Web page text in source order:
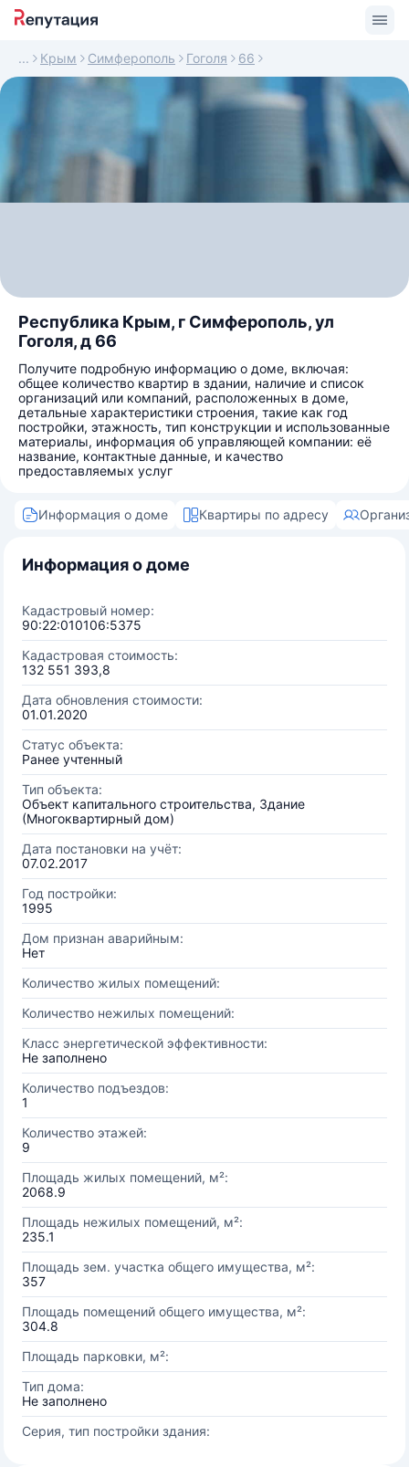
Крым Симферополь Гоголя 66
Республика Крым, г Симферополь, ул
Гоголя, д 66
Получите подробную информацию о доме, включая:
общее количество квартир в здании, наличие и список
организаций или компаний, расположенных в доме,
детальные характеристики строения, такие как год
постройки, этажность, тип конструкции и использованные
материалы, информация об управляющей компании: её
название, контактные данные, и качество
предоставляемых услуг
Информация о доме Квартиры по адресу
Информация о доме
Кадастровый номер:
90:22:010106:5375
Кадастровая стоимость:
132 551 393,8
Дата обновления стоимости:
01.01.2020
Статус объекта:
Ранее учтенный
Тип объекта:
Объект капитального строительства, Здание
(Многоквартирный дом)
Дата постановки на учёт:
07.02.2017
Год постройки:
1995
Дом признан аварийным:
Нет
Количество жилых помещений:
Количество нежилых помещений:
Класс энергетической эффективности:
Не заполнено
Количество подъездов:
1
Количество этажей:
9
Площадь жилых помещений, м²:
2068.9
Площадь нежилых помещений, м²:
235.1
Площадь зем. участка общего имущества, м²:
357
Площадь помещений общего имущества, м²:
304.8
Площадь парковки, м²:
Тип дома:
Не заполнено
Серия, тип постройки здания: